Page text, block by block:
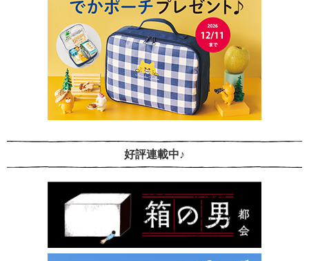
好評連載中♪